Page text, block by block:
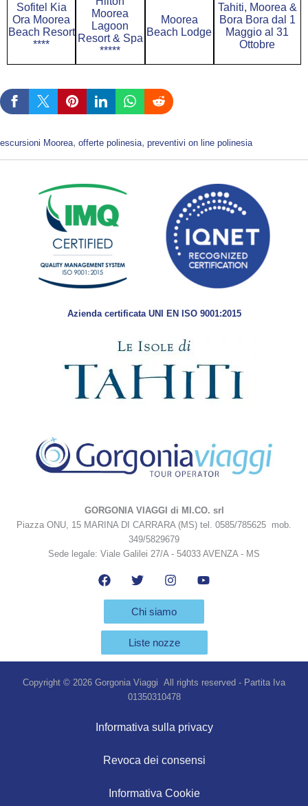
Sofitel Kia
Ora Moorea
Beach Resort
****
Moorea
Lagoon
Resort & Spa
*****
Moorea
Beach Lodge
Tahiti, Moorea &
Bora Bora dal 1
Maggio al 31
Ottobre
escursioni Moorea, offerte polinesia, preventivi on line polinesia
Azienda certificata UNI EN ISO 9001:2015
GORGONIA VIAGGI di MI.CO. srl
Piazza ONU, 15 MARINA DI CARRARA (MS) tel. 0585/785625 mob.
349/5829679
Sede legale: Viale Galilei 27/A - 54033 AVENZA - MS
Chi siamo
Liste nozze
Copyright © 2026 Gorgonia Viaggi All rights reserved - Partita Iva
01350310478
Informativa sulla privacy
Revoca dei consensi
Informativa Cookie